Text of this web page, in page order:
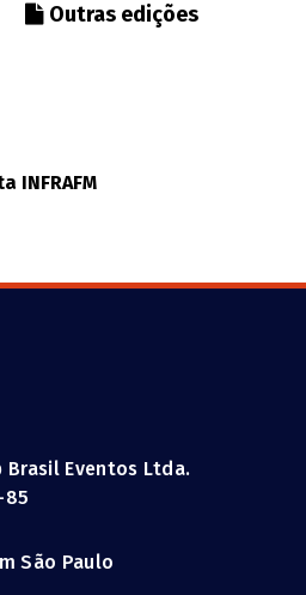
Outras edições
INFRAFM
Eventos Ltda.
85
São Paulo